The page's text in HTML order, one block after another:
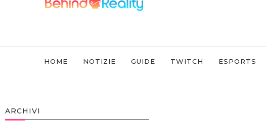
HOME NOTIZIE GUIDE TWITCH ESPORTS
ARCHIVI